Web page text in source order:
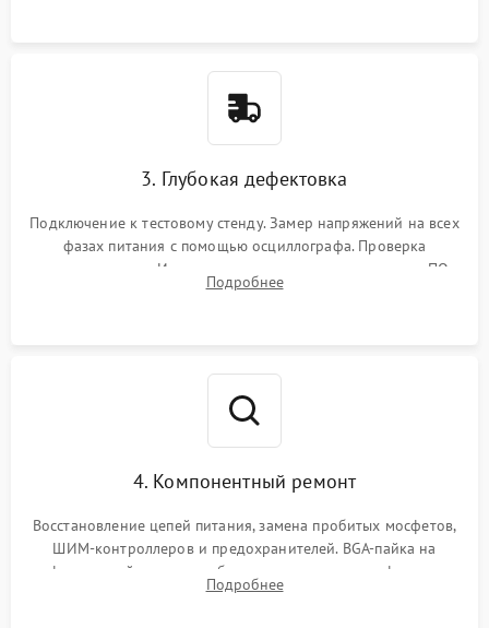
3. Глубокая дефектовка
Подключение к тестовому стенду. Замер напряжений на всех
фазах питания с помощью осциллографа. Проверка
инициализации. Использование специализированного ПО
MATS
Подробнее
4. Компонентный ремонт
Восстановление цепей питания, замена пробитых мосфетов,
ШИМ-контроллеров и предохранителей. BGA-пайка на
инфракрасной станции реболлинг или замена графического
чипа и дефектной памяти GDDR. Прошивка BIOS
Подробнее